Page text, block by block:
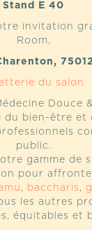
Stand E 40
invitation
Room,
du salon
Douce
du bien-être et
public.
gamme de
pour
, baccharis ,
les autres
équitables et